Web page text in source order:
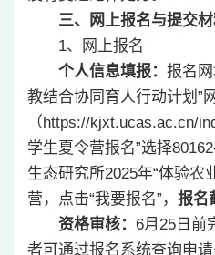
三、网上报名与提交
1、网上报名
个人信息填报： 报名
教结合协同育人行动计划”
（https://kjxt.ucas.ac.cn/
学生夏令营报名”选择
生态研究所2025年“体验农
营，点击“我要报名”， 报名
资格审核： 6月25日前
者可通过报名系统查询申请